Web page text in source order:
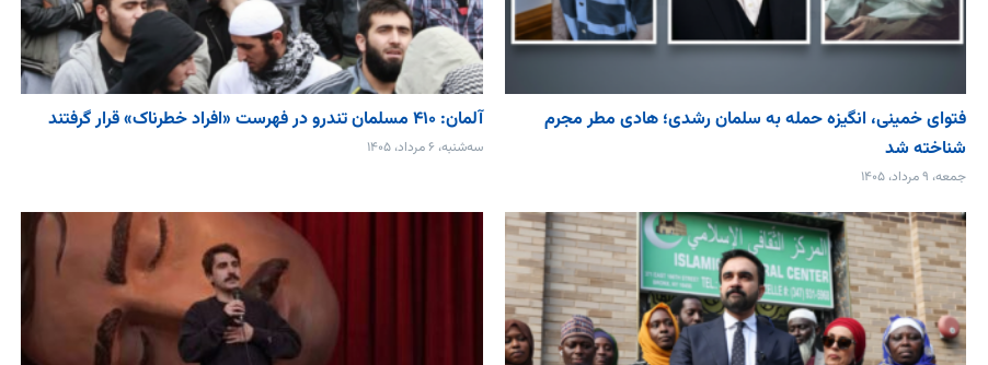
فتوای خمینی، انگیزه حمله به سلمان رشدی؛ هادی مطر مجرم
شناخته شد
جمعه، ۹ مرداد، ۱۴۰۵
آلمان: ۴۱۰ مسلمان تندرو در فهرست «افراد خطرناک» قرار گرفتند
سه‌شنبه، ۶ مرداد، ۱۴۰۵